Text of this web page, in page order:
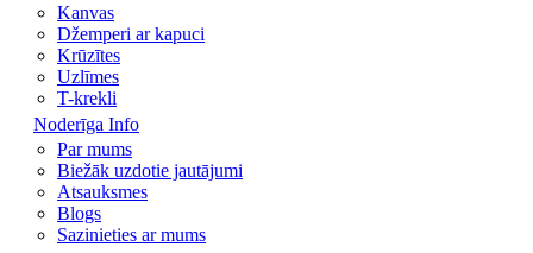
Kanvas
Džemperi ar kapuci
Krūzītes
Uzlīmes
T-krekli
Noderīga Info
Par mums
Biežāk uzdotie jautājumi
Atsauksmes
Blogs
Sazinieties ar mums